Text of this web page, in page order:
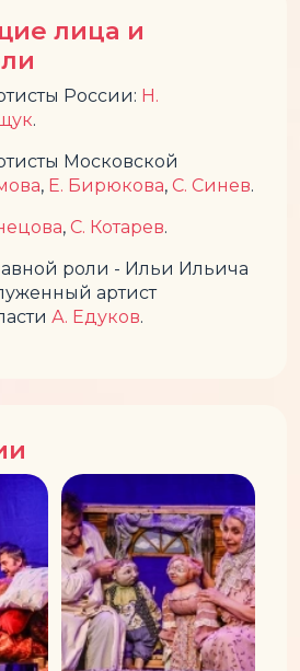
лица и
России: Н.
.
Московской
, Е. Бирюкова, С. Синев.
, С. Котарев.
роли - Ильи Ильича
артист
А. Едуков.